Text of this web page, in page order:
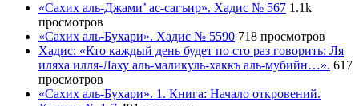
«Сахих аль-Джами’ ас-сагъир». Хадис № 567 1.1k
просмотров
«Сахих аль-Бухари». Хадис № 5590 718 просмотров
Хадис: «Кто каждый день будет по сто раз говорить: Ля
иляха илля-Лаху аль-маликуль-хаккъ аль-мубийн…». 617
просмотров
«Сахих аль-Бухари». 1. Книга: Начало откровений.